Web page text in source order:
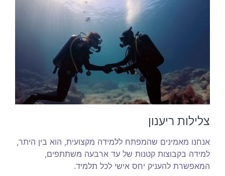
צלילות ריענון
אנחנו מאמינים שהמפתח ללמידה מקצועית, הוא בין היתר,
למידה בקבוצות קטנות של עד ארבעה משתתפים,
המאפשרת להעניק יחס אישי לכל תלמיד.